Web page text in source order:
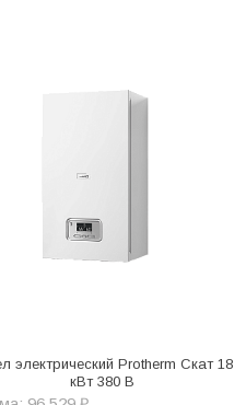
электрический Protherm Скат 18
кВт 380 В